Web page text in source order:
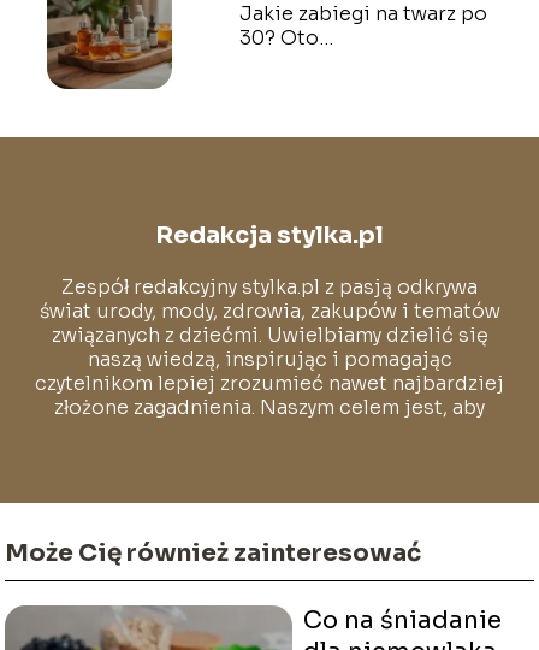
Jakie zabiegi na twarz po
30? Oto
Redakcja stylka.pl
Zespół redakcyjny stylka.pl z pasją odkrywa
świat urody, mody, zdrowia, zakupów i tematów
związanych z dziećmi. Uwielbiamy dzielić się
naszą wiedzą, inspirując i pomagając
czytelnikom lepiej zrozumieć nawet najbardziej
złożone zagadnienia. Naszym celem jest, aby
Może Cię również zainteresować
Co na śniadanie